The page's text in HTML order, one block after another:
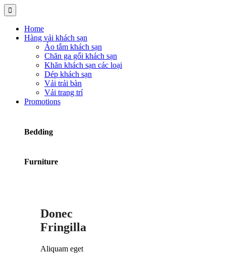
Home
Hàng vải khách sạn
Áo tắm khách sạn
Chăn ga gối khách sạn
Khăn khách sạn các loại
Dép khách sạn
Vải trải bàn
Vải trang trí
Promotions
Bedding
Furniture
Donec
Fringilla
Aliquam eget